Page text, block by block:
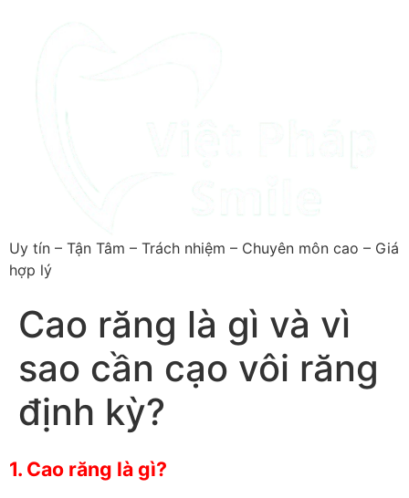
Uy tín – Tận Tâm – Trách nhiệm – Chuyên môn cao – Giá
hợp lý
Cao răng là gì và vì
sao cần cạo vôi răng
định kỳ?
1. Cao răng là gì?